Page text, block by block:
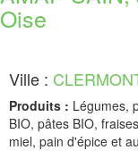
Oise
Ville :
Produits : Légumes,
BIO, pâtes BIO,
miel, pain d'épice et